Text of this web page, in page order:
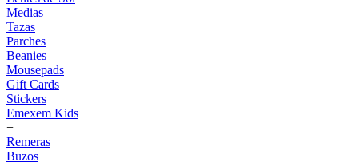
Medias
Tazas
Parches
Beanies
Mousepads
Gift Cards
Stickers
Emexem Kids
+
Remeras
Buzos